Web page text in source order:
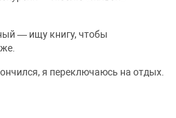
— ищу книгу, чтобы
я переключаюсь на отдых.